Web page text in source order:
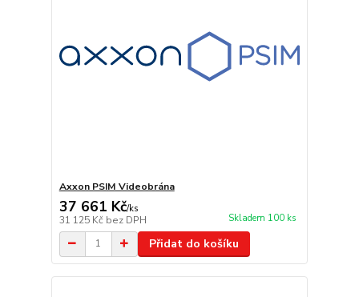
Axxon PSIM Videobrána
37 661 Kč/ks
31 125 Kč bez DPH Skladem 100 ks
Přidat do košíku